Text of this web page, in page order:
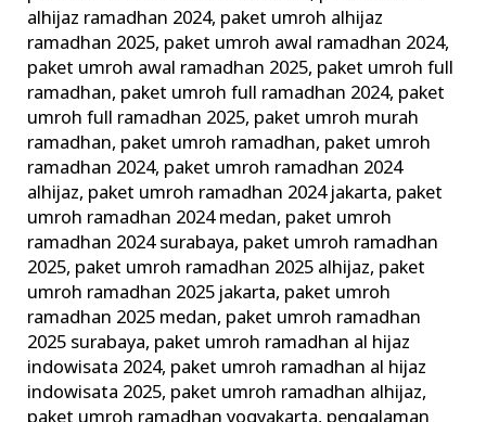
alhijaz ramadhan 2024, paket umroh alhijaz
ramadhan 2025, paket umroh awal ramadhan 2024,
paket umroh awal ramadhan 2025, paket umroh full
ramadhan, paket umroh full ramadhan 2024, paket
umroh full ramadhan 2025, paket umroh murah
ramadhan, paket umroh ramadhan, paket umroh
ramadhan 2024, paket umroh ramadhan 2024
alhijaz, paket umroh ramadhan 2024 jakarta, paket
umroh ramadhan 2024 medan, paket umroh
ramadhan 2024 surabaya, paket umroh ramadhan
2025, paket umroh ramadhan 2025 alhijaz, paket
umroh ramadhan 2025 jakarta, paket umroh
ramadhan 2025 medan, paket umroh ramadhan
2025 surabaya, paket umroh ramadhan al hijaz
indowisata 2024, paket umroh ramadhan al hijaz
indowisata 2025, paket umroh ramadhan alhijaz,